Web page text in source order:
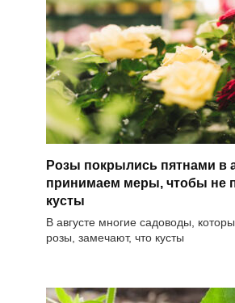
Розы покрылись пятнами в
принимаем меры, чтобы не
кусты
В августе многие садоводы,
розы, замечают, что кусты